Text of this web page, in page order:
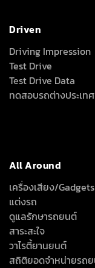
Driven
Driving Impression
Test Drive
Test Drive Data
ทดสอบรถต่างประเทศ
All Around
เครื่องเสียง/Gadgets
แต่งรถ
ดูแลรักษารถยนต์
สาระสะใจ
วาไรตี้ยานยนต์
สถิติยอดจำหน่ายรถ